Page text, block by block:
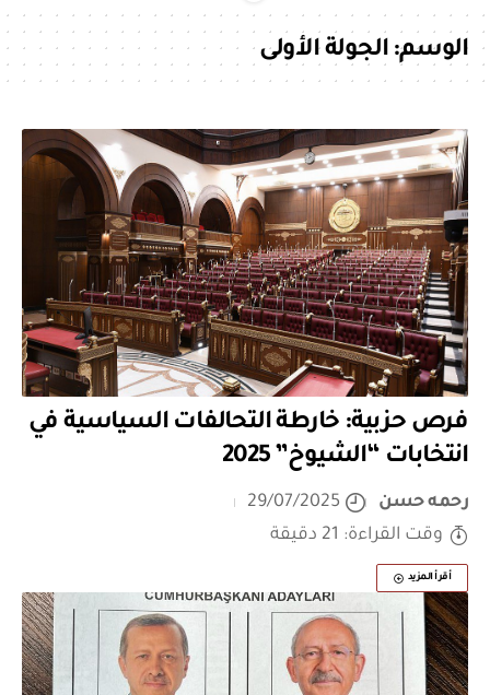
الوسم:الجولة الأولى
فرص حزبية: خارطة التحالفات السياسية في
انتخابات “الشيوخ” 2025
رحمه حسن
29/07/2025
وقت القراءة: 21 دقيقة
أقرأ المزيد